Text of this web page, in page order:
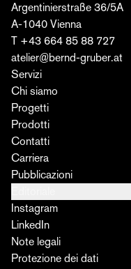
Argentinierstraße 36/5A
A-1040 Vienna
T +43 664 85 88 727
atelier@bernd-gruber.at
Servizi
Chi siamo
Progetti
Prodotti
Contatti
Carriera
Pubblicazioni
Instagram
LinkedIn
Note legali
Protezione dei dati